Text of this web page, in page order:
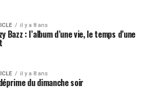
il y a 8 ans
Bazz : l’album d’une vie, le temps d’une
il y a 8 ans
du dimanche soir